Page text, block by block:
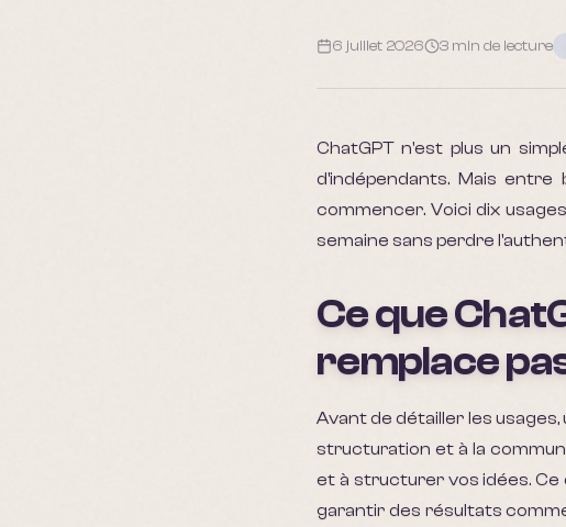
6 juillet 2026 3 min de lecture
ChatGPT n'est plus un
d'indépendants. Mais
commencer. Voici dix
semaine sans perdre
Ce que
remplace
Avant de détailler les
structuration et à la
et à structurer vos idées. Ce
garantir des résultats